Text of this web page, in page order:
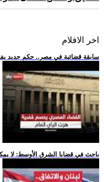
اخر الافلام
.. سابقة قضائية في مصر.. حكم جديد
.. باحث في قضايا الشرق الأوسط: لا